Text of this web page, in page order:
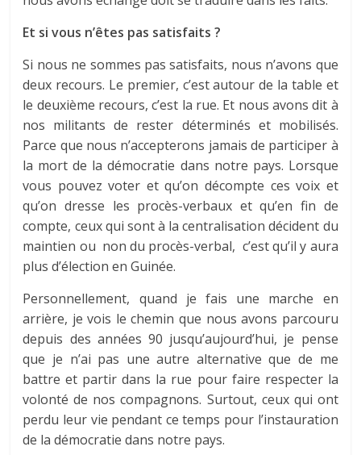
Et si vous n’êtes pas satisfaits ?
Si nous ne sommes pas satisfaits, nous n’avons que
deux recours. Le premier, c’est autour de la table et
le deuxième recours, c’est la rue. Et nous avons dit à
nos militants de rester déterminés et mobilisés.
Parce que nous n’accepterons jamais de participer à
la mort de la démocratie dans notre pays. Lorsque
vous pouvez voter et qu’on décompte ces voix et
qu’on dresse les procès-verbaux et qu’en fin de
compte, ceux qui sont à la centralisation décident du
maintien ou non du procès-verbal, c’est qu’il y aura
plus d’élection en Guinée.
Personnellement, quand je fais une marche en
arrière, je vois le chemin que nous avons parcouru
depuis des années 90 jusqu’aujourd’hui, je pense
que je n’ai pas une autre alternative que de me
battre et partir dans la rue pour faire respecter la
volonté de nos compagnons. Surtout, ceux qui ont
perdu leur vie pendant ce temps pour l’instauration
de la démocratie dans notre pays.